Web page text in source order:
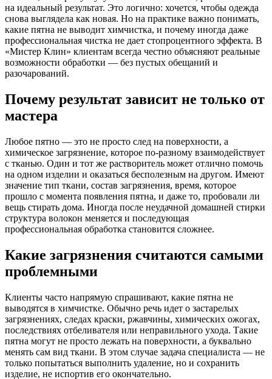
на идеальный результат. Это логично: хочется, чтобы одежда
снова выглядела как новая. Но на практике важно понимать,
какие пятна не выводит химчистка, и почему иногда даже
профессиональная чистка не дает стопроцентного эффекта. В
«Мистер Клин» клиентам всегда честно объясняют реальные
возможности обработки — без пустых обещаний и
разочарований.
Почему результат зависит не только от
мастера
Любое пятно — это не просто след на поверхности, а
химическое загрязнение, которое по-разному взаимодействует
с тканью. Один и тот же растворитель может отлично помочь
на одном изделии и оказаться бесполезным на другом. Имеют
значение тип ткани, состав загрязнения, время, которое
прошло с момента появления пятна, и даже то, пробовали ли
вещь стирать дома. Иногда после неудачной домашней стирки
структура волокон меняется и последующая
профессиональная обработка становится сложнее.
Какие загрязнения считаются самыми
проблемными
Клиенты часто напрямую спрашивают, какие пятна не
выводятся в химчистке. Обычно речь идет о застарелых
загрязнениях, следах краски, ржавчины, химических ожогах,
последствиях отбеливателя или неправильного ухода. Такие
пятна могут не просто лежать на поверхности, а буквально
менять сам вид ткани. В этом случае задача специалиста — не
только попытаться выполнить удаление, но и сохранить
изделие, не испортив его окончательно.